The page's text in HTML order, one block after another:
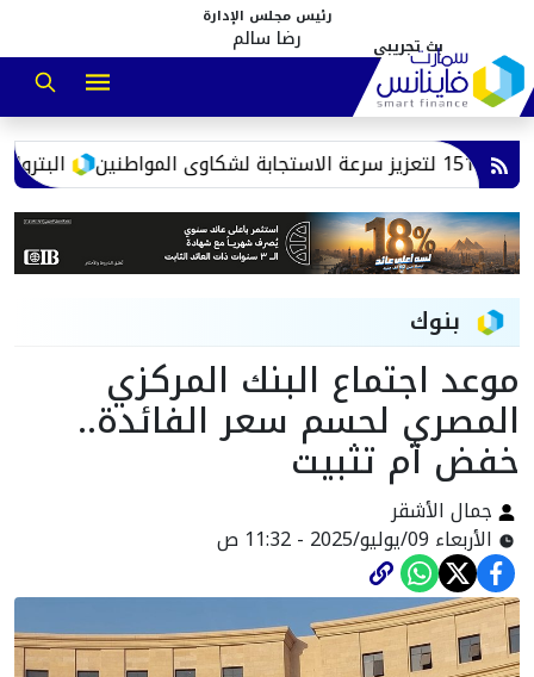
رئيس مجلس الإدارة
رضا سالم
البترول تعلن خطة
بنوك
موعد اجتماع البنك المركزي
المصري لحسم سعر الفائدة..
خفض أم تثبيت
جمال الأشقر
الأربعاء 09/يوليو/2025 - 11:32 ص